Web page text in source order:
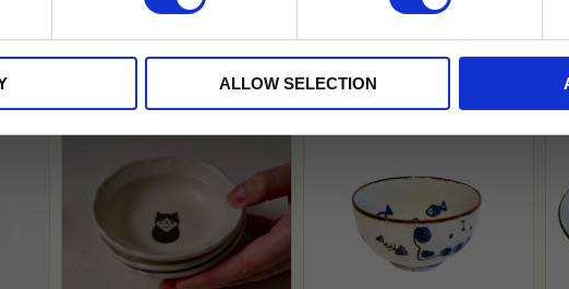
ALLOW SELECTION
med andra erbjudanden.